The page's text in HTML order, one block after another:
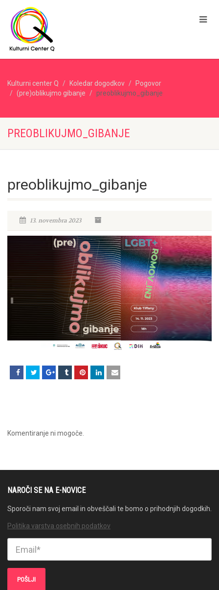
Kulturni center Q Koledar dogodkov
Pogovor
(pre)oblikujmo gibanje
preoblikujmo_gibanje
PREOBLIKUJMO_GIBANJE
preoblikujmo_gibanje
13. novembra 2023
Komentiranje ni mogoče.
NAROČI SE NA E-NOVICE
Sporoči nam svoj email in obveščali te bomo o prihodnjih dogodkih.
Politika varstva osebnih podatkov